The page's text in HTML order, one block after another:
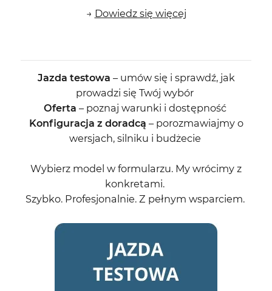
→ Dowiedz się więcej
Jazda testowa – umów się i sprawdź, jak
prowadzi się Twój wybór
Oferta – poznaj warunki i dostępność
Konfiguracja z doradcą – porozmawiajmyo
wersjach, silniku i budżecie
Wybierz model w formularzu. My wrócimy z
konkretami.
Szybko. Profesjonalnie. Z pełnym wsparciem.